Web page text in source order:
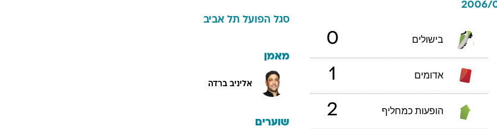
בישולים 0
אדומים 1
הופעות כמחליף 2
סגל הפועל תל אביב
מאמן
אליניב ברדה
שוערים